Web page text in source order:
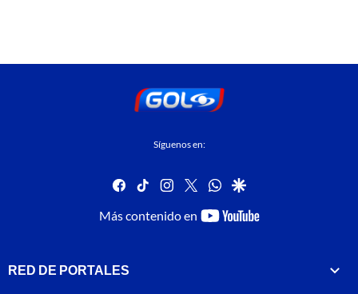
Síguenos en:
facebook
tiktok instagram
twitterwhatsapp
google
Más contenido en
youtube-
RED DE PORTALES